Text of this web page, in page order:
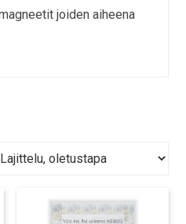
joiden aiheena